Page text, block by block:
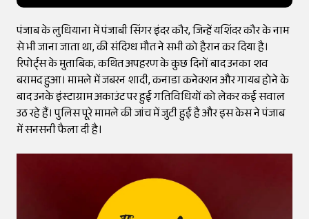
पंजाब के लुधियाना में पंजाबी सिंगर इंदर कौर, जिन्हें यशिंदर कौर के नाम
से भी जाना जाता था, की संदिग्ध मौत ने सभी को हैरान कर दिया है।
रिपोर्ट्स के मुताबिक, कथित अपहरण के कुछ दिनों बाद उनका शव
बरामद हुआ। मामले में जबरन शादी, कनाडा कनेक्शन और गायब होने के
बाद उनके इंस्टाग्राम अकाउंट पर हुई गतिविधियों को लेकर कई सवाल
उठ रहे हैं। पुलिस पूरे मामले की जांच में जुटी हुई है और इस केस ने पंजाब
में सनसनी फैला दी है।